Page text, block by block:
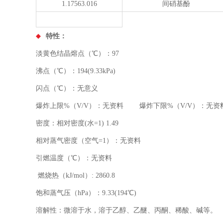
1.17563.016 间硝基酚
特性：
淡黄色结晶熔点（℃）：97
沸点（℃）：194(9.33kPa)
闪点（℃）：无意义
爆炸上限%（V/V）：无资料 爆炸下限%（V/V）：无资
密度：相对密度(水=1) 1.49
相对蒸气密度（空气=1）：无资料
引燃温度（℃）：无资料
燃烧热（kJ/mol）: 2860.8
饱和蒸气压（hPa）：9.33(194℃)
溶解性：微溶于水，溶于乙醇、乙醚、丙酮、稀酸、碱等。